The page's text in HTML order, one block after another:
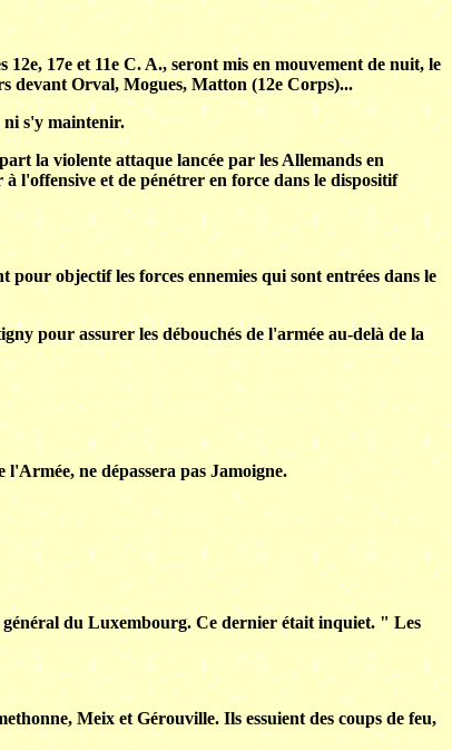
17e et 11e C. A., seront mis en mouvement de nuit, le
devant Orval, Mogues, Matton (12e Corps)...
ni s'y maintenir.
la violente attaque lancée par les Allemands en
l'offensive et de pénétrer en force dans le dispositif
objectif les forces ennemies qui sont entrées dans le
pour assurer les débouchés de l'armée au-delà de la
ne dépassera pas Jamoigne.
du Luxembourg. Ce dernier était inquiet. " Les
Meix et Gérouville. Ils essuient des coups de feu,